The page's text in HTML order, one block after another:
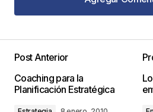
Agregar
publicada. Los campos
marcados con*
Post Anterior
Coaching para la
Planificación Estratégica